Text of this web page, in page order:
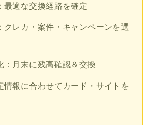
最適な交換経路を確定
クレカ・案件・キャンペーンを選
：月末に残高確認＆交換
情報に合わせてカード・サイトを